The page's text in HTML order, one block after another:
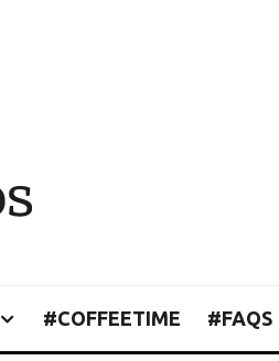
#COFFEETIME #FAQS